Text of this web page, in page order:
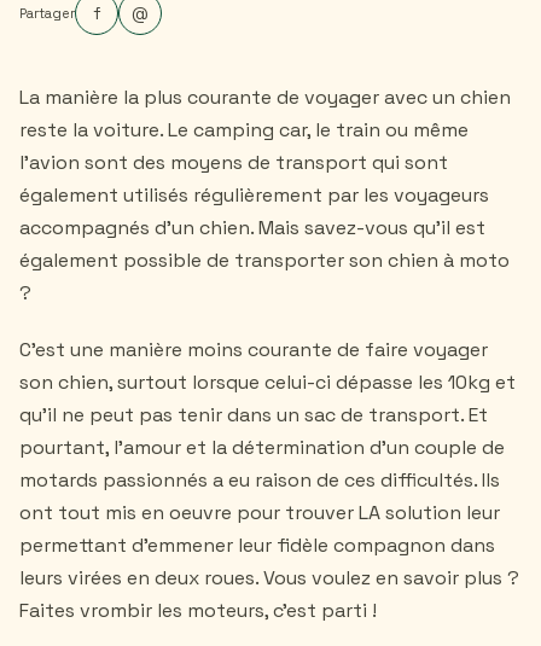
Partager f @
La manière la plus courante de voyager avec un chien
reste la voiture. Le camping car, le train ou même
l'avion sont des moyens de transport qui sont
également utilisés régulièrement par les voyageurs
accompagnés d'un chien. Mais savez-vous qu'il est
également possible de transporter son chien à moto
?
C'est une manière moins courante de faire voyager
son chien, surtout lorsque celui-ci dépasse les 10kg et
qu'il ne peut pas tenir dans un sac de transport. Et
pourtant, l'amour et la détermination d'un couple de
motards passionnés a eu raison de ces difficultés. Ils
ont tout mis en oeuvre pour trouver LA solution leur
permettant d'emmener leur fidèle compagnon dans
leurs virées en deux roues. Vous voulez en savoir plus ?
Faites vrombir les moteurs, c'est parti !